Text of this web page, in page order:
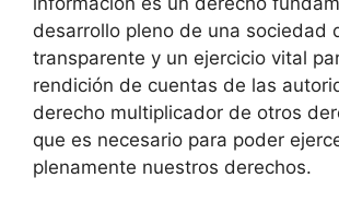
desarrollo pleno de una sociedad
transparente y un ejercicio vital
rendición de cuentas de las
derecho multiplicador de otros
que es necesario para poder
plenamente nuestros derechos.